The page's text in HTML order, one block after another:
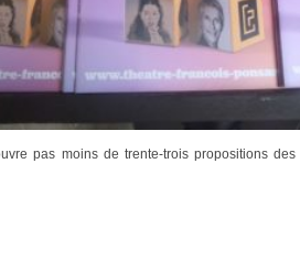
pas moins de trente-trois propositions